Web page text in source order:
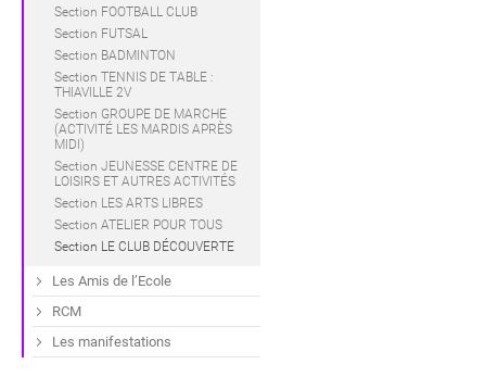
Section FOOTBALL CLUB
Section FUTSAL
Section BADMINTON
Section TENNIS DE TABLE :
THIAVILLE 2V
Section GROUPE DE MARCHE
(ACTIVITÉ LES MARDIS APRÈS
MIDI)
Section JEUNESSE CENTRE DE
LOISIRS ET AUTRES ACTIVITÉS
Section LES ARTS LIBRES
Section ATELIER POUR TOUS
Section LE CLUB DÉCOUVERTE
Les Amis de l’Ecole
RCM
Les manifestations